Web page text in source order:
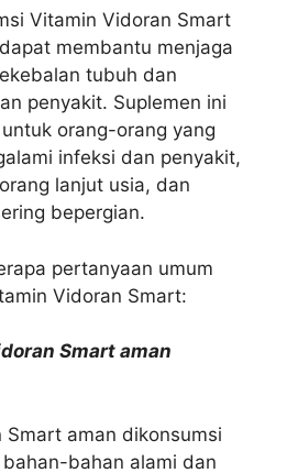
Vitamin Vidoran Smart
membantu menjaga
tubuh dan
penyakit. Suplemen ini
orang-orang yang
infeksi dan penyakit,
lanjut usia, dan
bepergian.
pertanyaan umum
Vidoran Smart:
Smart aman
Smart aman dikonsumsi
bahan alami dan